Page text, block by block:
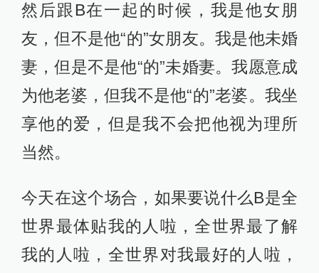
然后跟B在一起的时候，我是他女朋
友，但不是他“的”女朋友。我是他未婚
妻，但是不是他“的”未婚妻。我愿意成
为他老婆，但我不是他“的”老婆。我坐
享他的爱，但是我不会把他视为理所
当然。
今天在这个场合，如果要说什么B是全
世界最体贴我的人啦，全世界最了解
我的人啦，全世界对我最好的人啦，